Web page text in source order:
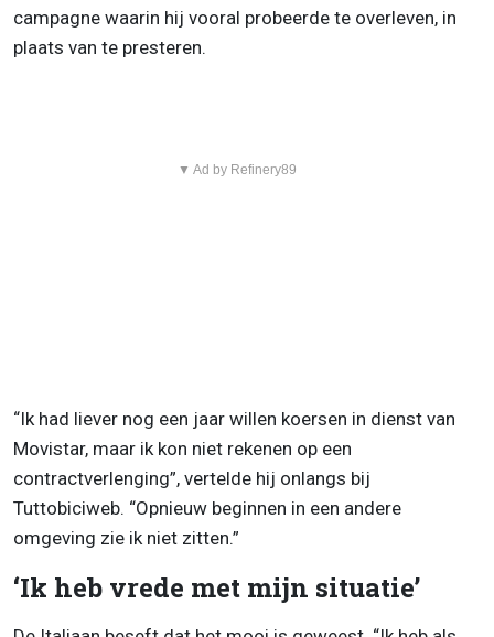
campagne waarin hij vooral probeerde te overleven, in
plaats van te presteren.
▼ Ad by Refinery89
“Ik had liever nog een jaar willen koersen in dienst van
Movistar, maar ik kon niet rekenen op een
contractverlenging”, vertelde hij onlangs bij
Tuttobiciweb. “Opnieuw beginnen in een andere
omgeving zie ik niet zitten.”
‘Ik heb vrede met mijn situatie’